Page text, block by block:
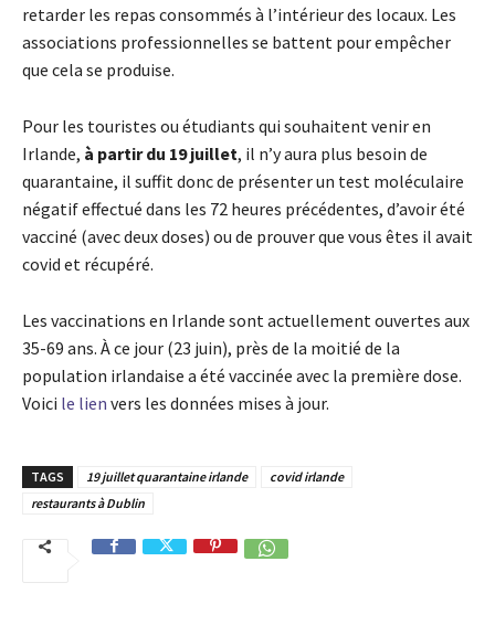
retarder les repas consommés à l’intérieur des locaux. Les
associations professionnelles se battent pour empêcher
que cela se produise.
Pour les touristes ou étudiants qui souhaitent venir en
Irlande, à partir du 19 juillet, il n’y aura plus besoin de
quarantaine, il suffit donc de présenter un test moléculaire
négatif effectué dans les 72 heures précédentes, d’avoir été
vacciné (avec deux doses) ou de prouver que vous êtes il avait
covid et récupéré.
Les vaccinations en Irlande sont actuellement ouvertes aux
35-69 ans. À ce jour (23 juin), près de la moitié de la
population irlandaise a été vaccinée avec la première dose.
Voici le lien vers les données mises à jour.
TAGS 19 juillet quarantaine irlande
covid irlande
restaurants à Dublin